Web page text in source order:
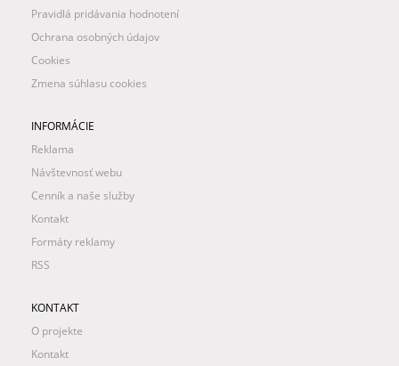
Pravidlá pridávania hodnotení
Ochrana osobných údajov
Cookies
Zmena súhlasu cookies
INFORMÁCIE
Reklama
Návštevnosť webu
Cenník a naše služby
Kontakt
Formáty reklamy
RSS
KONTAKT
O projekte
Kontakt